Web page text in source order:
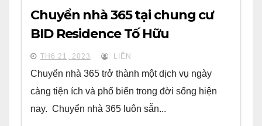
Chuyển nhà 365 tại chung cư
BID Residence Tố Hữu
TH6 21, 2023 LIÊN
Chuyển nhà 365 trở thành một dịch vụ ngày
càng tiện ích và phổ biến trong đời sống hiện
nay. Chuyển nhà 365 luôn sẵn...